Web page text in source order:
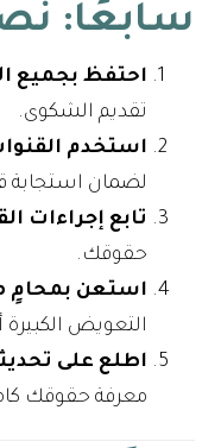
سابعًا:
احتفظ بجميع
تقديم الشكوى.
استخدم
لضمان استجابة
تابع إجراءات
حقوقك.
استعن
التعويض الكبيرة
اطلع على
معرفة حقوقك